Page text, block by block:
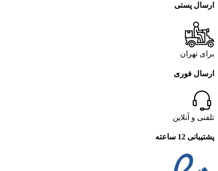
ارسال پستی
برای تهران
ارسال فوری
تلفنی و آنلاین
پشتیبانی 12 ساعته